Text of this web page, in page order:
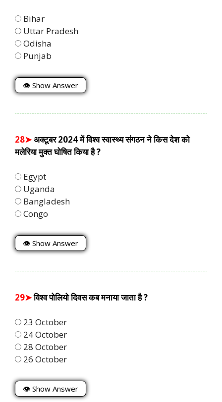
Bihar
Uttar Pradesh
Odisha
Punjab
👁 Show Answer
28➤अक्टूबर 2024 में विश्व स्वास्थ्य संगठन ने किस देश को
मलेरिया मुक्त घोषित किया है ?
Egypt
Uganda
Bangladesh
Congo
👁 Show Answer
29➤विश्व पोलियो दिवस कब मनाया जाता है ?
23 October
24 October
28 October
26 October
👁 Show Answer